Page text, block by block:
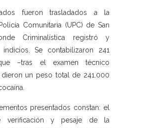
fueron trasladados a la
Comunitaria (UPC) de San
Criminalística registró y
Se contabilizaron 241
–tras el examen técnico
un peso total de 241.000
presentados constan: el
verificación y pesaje de la